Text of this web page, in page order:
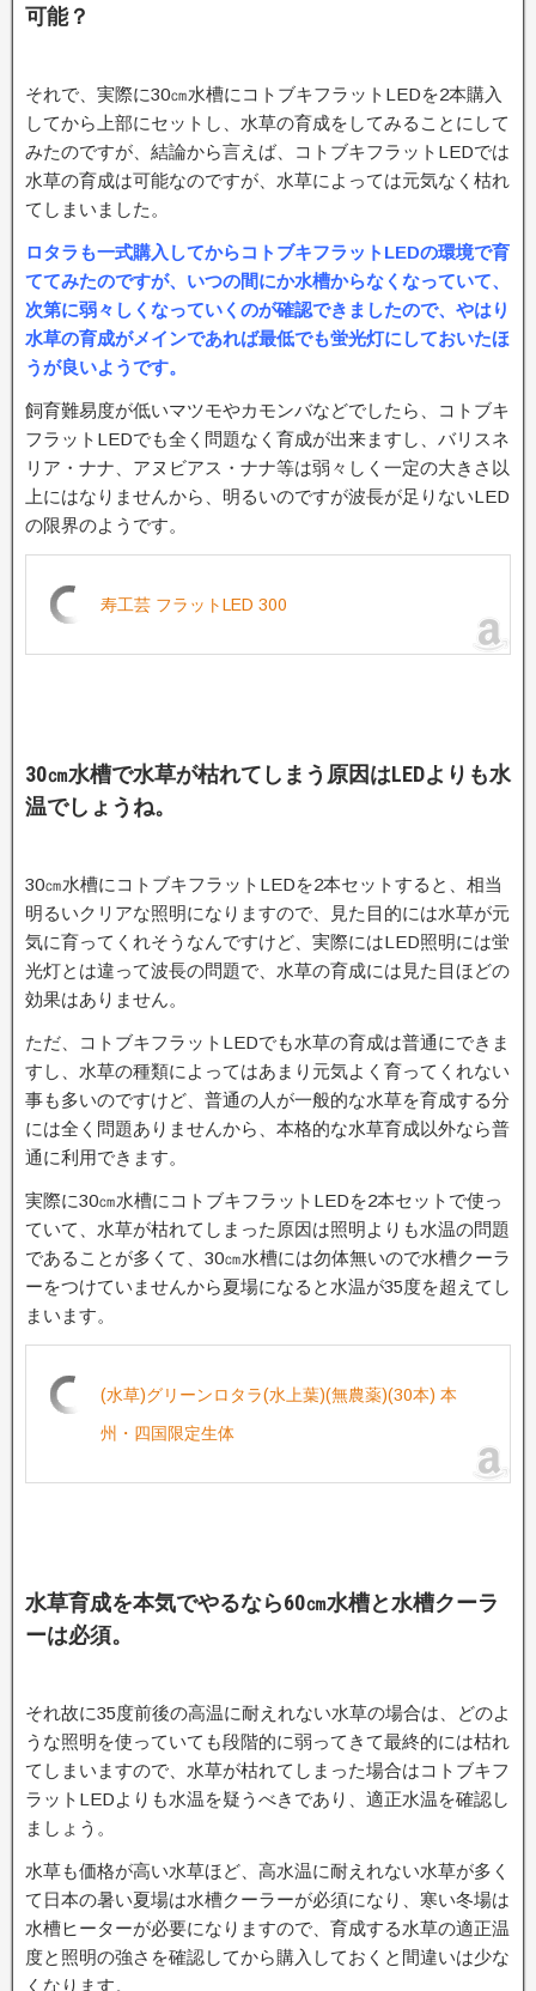
可能？
それで、実際に30㎝水槽にコトブキフラットLEDを2本購入
してから上部にセットし、水草の育成をしてみることにして
みたのですが、結論から言えば、コトブキフラットLEDでは
水草の育成は可能なのですが、水草によっては元気なく枯れ
てしまいました。
ロタラも一式購入してからコトブキフラットLEDの環境で育
ててみたのですが、いつの間にか水槽からなくなっていて、
次第に弱々しくなっていくのが確認できましたので、やはり
水草の育成がメインであれば最低でも蛍光灯にしておいたほ
うが良いようです。
飼育難易度が低いマツモやカモンバなどでしたら、コトブキ
フラットLEDでも全く問題なく育成が出来ますし、バリスネ
リア・ナナ、アヌビアス・ナナ等は弱々しく一定の大きさ以
上にはなりませんから、明るいのですが波長が足りないLED
の限界のようです。
寿工芸 フラットLED 300
30㎝水槽で水草が枯れてしまう原因はLEDよりも水
温でしょうね。
30㎝水槽にコトブキフラットLEDを2本セットすると、相当
明るいクリアな照明になりますので、見た目的には水草が元
気に育ってくれそうなんですけど、実際にはLED照明には蛍
光灯とは違って波長の問題で、水草の育成には見た目ほどの
効果はありません。
ただ、コトブキフラットLEDでも水草の育成は普通にできま
すし、水草の種類によってはあまり元気よく育ってくれない
事も多いのですけど、普通の人が一般的な水草を育成する分
には全く問題ありませんから、本格的な水草育成以外なら普
通に利用できます。
実際に30㎝水槽にコトブキフラットLEDを2本セットで使っ
ていて、水草が枯れてしまった原因は照明よりも水温の問題
であることが多くて、30㎝水槽には勿体無いので水槽クーラ
ーをつけていませんから夏場になると水温が35度を超えてし
まいます。
(水草)グリーンロタラ(水上葉)(無農薬)(30本) 本
州・四国限定生体
水草育成を本気でやるなら60㎝水槽と水槽クーラ
ーは必須。
それ故に35度前後の高温に耐えれない水草の場合は、どのよ
うな照明を使っていても段階的に弱ってきて最終的には枯れ
てしまいますので、水草が枯れてしまった場合はコトブキフ
ラットLEDよりも水温を疑うべきであり、適正水温を確認し
ましょう。
水草も価格が高い水草ほど、高水温に耐えれない水草が多く
て日本の暑い夏場は水槽クーラーが必須になり、寒い冬場は
水槽ヒーターが必要になりますので、育成する水草の適正温
度と照明の強さを確認してから購入しておくと間違いは少な
くなります。